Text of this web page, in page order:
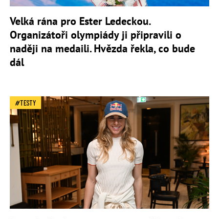
Velká rána pro Ester Ledeckou.
Organizátoři olympiády ji připravili o
naději na medaili. Hvězda řekla, co bude
dál
TESTY